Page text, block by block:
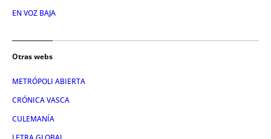
EN VOZ BAJA
Otras webs
METRÓPOLI ABIERTA
CRÓNICA VASCA
CULEMANÍA